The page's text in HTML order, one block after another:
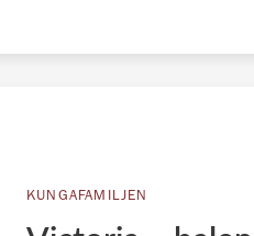
KUNGAFAMILJEN